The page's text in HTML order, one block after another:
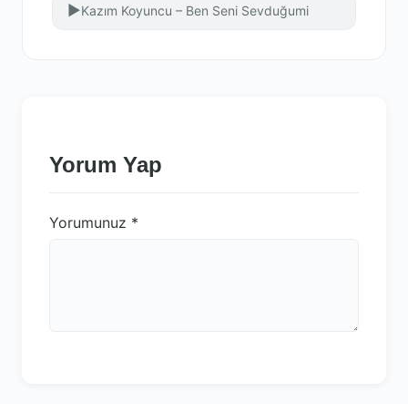
▶Kazım Koyuncu – Ben Seni Sevduğumi
Yorum Yap
Yorumunuz *